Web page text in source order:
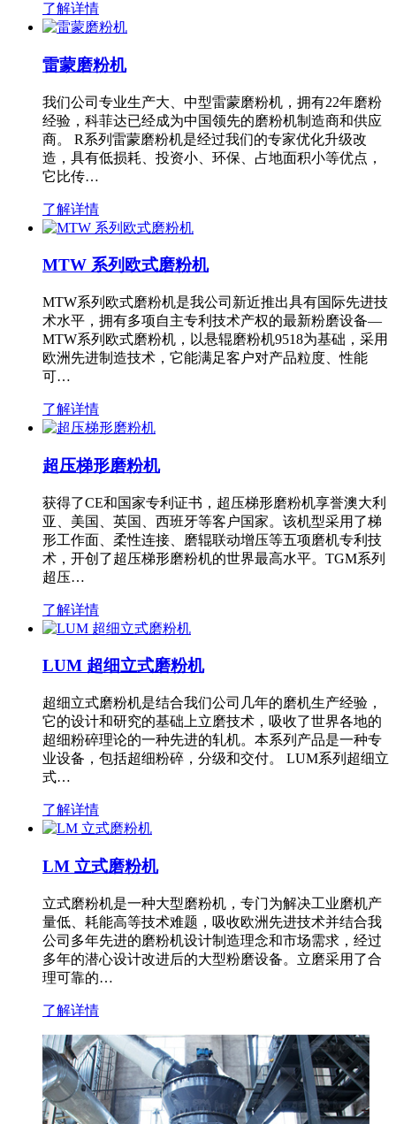
了解详情
雷蒙磨粉机
我们公司专业生产大、中型雷蒙磨粉机，拥有22年磨粉
经验，科菲达已经成为中国领先的磨粉机制造商和供应
商。 R系列雷蒙磨粉机是经过我们的专家优化升级改
造，具有低损耗、投资小、环保、占地面积小等优点，
它比传…
了解详情
MTW 系列欧式磨粉机
MTW系列欧式磨粉机是我公司新近推出具有国际先进技
术水平，拥有多项自主专利技术产权的最新粉磨设备—
MTW系列欧式磨粉机，以悬辊磨粉机9518为基础，采用
欧洲先进制造技术，它能满足客户对产品粒度、性能
可…
了解详情
超压梯形磨粉机
获得了CE和国家专利证书，超压梯形磨粉机享誉澳大利
亚、美国、英国、西班牙等客户国家。该机型采用了梯
形工作面、柔性连接、磨辊联动增压等五项磨机专利技
术，开创了超压梯形磨粉机的世界最高水平。TGM系列
超压…
了解详情
LUM 超细立式磨粉机
超细立式磨粉机是结合我们公司几年的磨机生产经验，
它的设计和研究的基础上立磨技术，吸收了世界各地的
超细粉碎理论的一种先进的轧机。本系列产品是一种专
业设备，包括超细粉碎，分级和交付。 LUM系列超细立
式…
了解详情
LM 立式磨粉机
立式磨粉机是一种大型磨粉机，专门为解决工业磨机产
量低、耗能高等技术难题，吸收欧洲先进技术并结合我
公司多年先进的磨粉机设计制造理念和市场需求，经过
多年的潜心设计改进后的大型粉磨设备。立磨采用了合
理可靠的…
了解详情